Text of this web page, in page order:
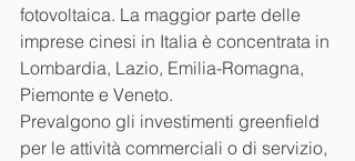
fotovoltaica. La maggior parte delle
imprese cinesi in Italia è concentrata in
Lombardia, Lazio, Emilia-Romagna,
Piemonte e Veneto.
Prevalgono gli investimenti greenfield
per le attività commerciali o di servizio,